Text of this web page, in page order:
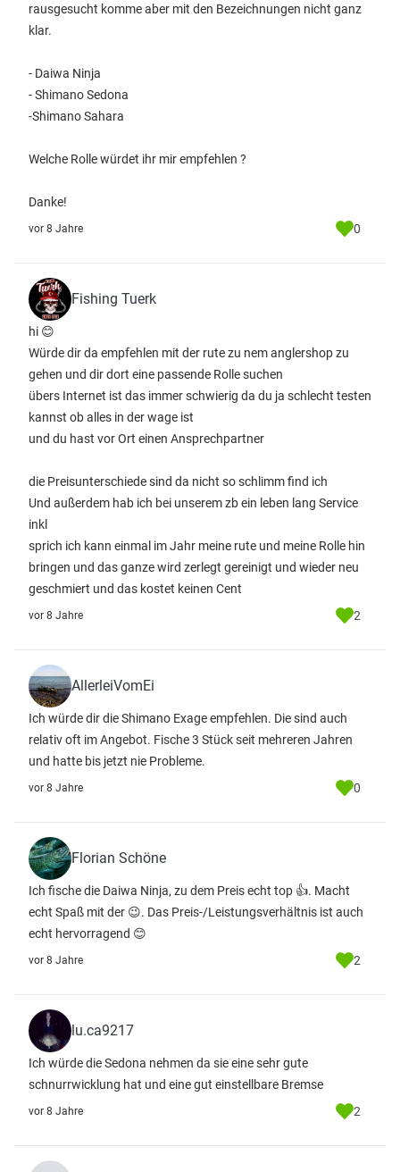
rausgesucht komme aber mit den Bezeichnungen nicht ganz
klar.
- Daiwa Ninja
- Shimano Sedona
-Shimano Sahara
Welche Rolle würdet ihr mir empfehlen ?
Danke!
vor 8 Jahre 0
Fishing Tuerk
hi 😊
Würde dir da empfehlen mit der rute zu nem anglershop zu
gehen und dir dort eine passende Rolle suchen
übers Internet ist das immer schwierig da du ja schlecht testen
kannst ob alles in der wage ist
und du hast vor Ort einen Ansprechpartner
die Preisunterschiede sind da nicht so schlimm find ich
Und außerdem hab ich bei unserem zb ein leben lang Service
inkl
sprich ich kann einmal im Jahr meine rute und meine Rolle hin
bringen und das ganze wird zerlegt gereinigt und wieder neu
geschmiert und das kostet keinen Cent
vor 8 Jahre 2
AllerleiVomEi
Ich würde dir die Shimano Exage empfehlen. Die sind auch
relativ oft im Angebot. Fische 3 Stück seit mehreren Jahren
und hatte bis jetzt nie Probleme.
vor 8 Jahre 0
Florian Schöne
Ich fische die Daiwa Ninja, zu dem Preis echt top 👍. Macht
echt Spaß mit der 😉. Das Preis-/Leistungsverhältnis ist auch
echt hervorragend 😊
vor 8 Jahre 2
lu.ca9217
Ich würde die Sedona nehmen da sie eine sehr gute
schnurrwicklung hat und eine gut einstellbare Bremse
vor 8 Jahre 2